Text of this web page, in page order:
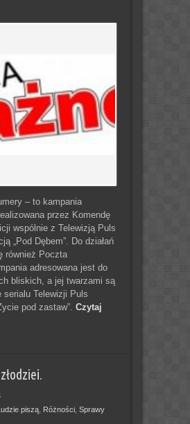
– to kampania
przez Komendę
wspólnie z Telewizją Puls
„Pod Dębem”. Do działań
również Poczta
adresowana jest do
bliskich, a jej twarzami są
serialu Telewizji Puls
pod zastaw”. Czytaj
piszą, Różności, Sprawy